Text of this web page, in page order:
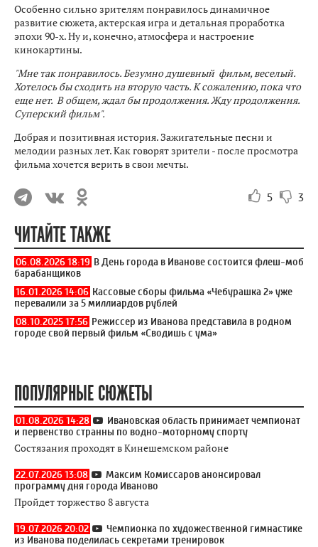
Особенно сильно зрителям понравилось динамичное
развитие сюжета, актерская игра и детальная проработка
эпохи 90-х. Ну и, конечно, атмосфера и настроение
кинокартины.
"Мне так понравилось. Безумно душевный фильм, веселый.
Хотелось бы сходить на вторую часть. К сожалению, пока что
еще нет. В общем, ждал бы продолжения. Жду продолжения.
Суперский фильм".
Добрая и позитивная история. Зажигательные песни и
мелодии разных лет. Как говорят зрители - после просмотра
фильма хочется верить в свои мечты.
5 3
ЧИТАЙТЕ ТАКЖЕ
06.08.2026 18:19 В День города в Иванове состоится флеш-моб
барабанщиков
16.01.2026 14:06 Кассовые сборы фильма «Чебурашка 2» уже
перевалили за 5 миллиардов рублей
08.10.2025 17:56 Режиссер из Иванова представила в родном
городе свой первый фильм «Сводишь с ума»
ПОПУЛЯРНЫЕ СЮЖЕТЫ
01.08.2026 14:28
Ивановская область принимает чемпионат
и первенство странны по водно-моторному спорту
Состязания проходят в Кинешемском районе
22.07.2026 13:08
Максим Комиссаров анонсировал
программу дня города Иваново
Пройдет торжество 8 августа
19.07.2026 20:02
Чемпионка по художественной гимнастике
из Иванова поделилась секретами тренировок